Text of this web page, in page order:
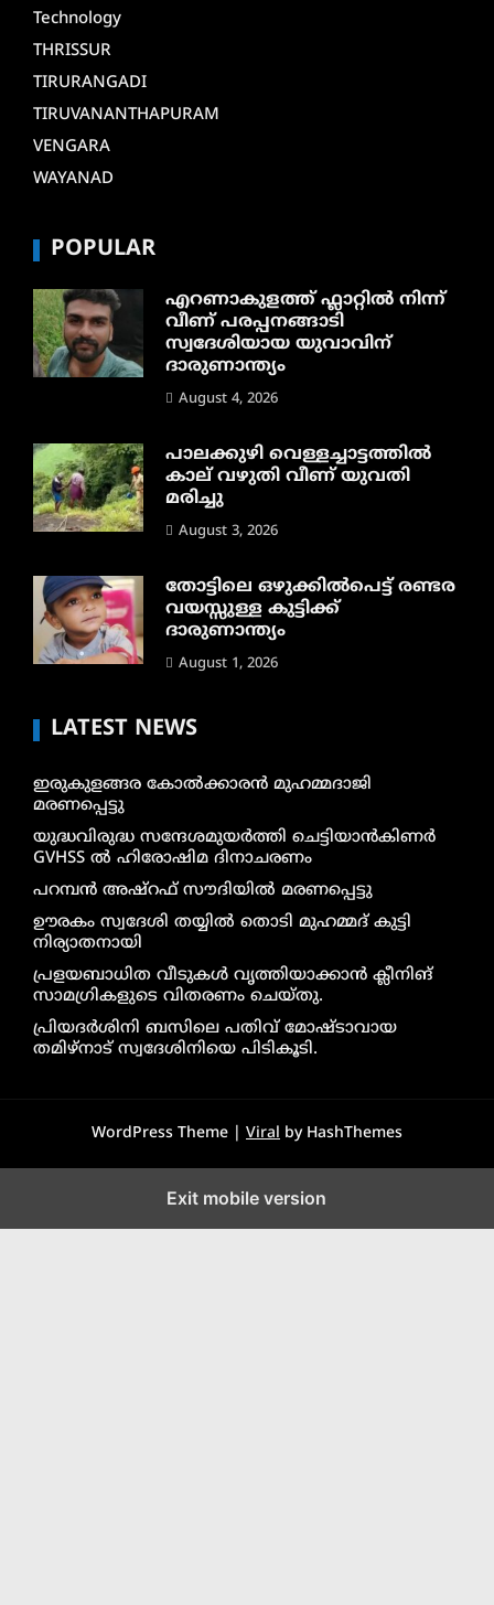
Technology
THRISSUR
TIRURANGADI
TIRUVANANTHAPURAM
VENGARA
WAYANAD
POPULAR
എറണാകുളത്ത് ഫ്ലാറ്റിൽ നിന്ന്
വീണ് പരപ്പനങ്ങാടി
സ്വദേശിയായ യുവാവിന്
ദാരുണാന്ത്യം
August 4, 2026
പാലക്കുഴി വെള്ളച്ചാട്ടത്തില്‍
കാല് വഴുതി വീണ് യുവതി
മരിച്ചു
August 3, 2026
തോട്ടിലെ ഒഴുക്കിൽപെട്ട് രണ്ടര
വയസ്സുള്ള കുട്ടിക്ക്
ദാരുണാന്ത്യം
August 1, 2026
LATEST NEWS
ഇരുകുളങ്ങര കോൽക്കാരൻ മുഹമ്മദാജി
മരണപ്പെട്ടു
യുദ്ധവിരുദ്ധ സന്ദേശമുയർത്തി ചെട്ടിയാൻകിണർ
GVHSS ൽ ഹിരോഷിമ ദിനാചരണം
പറമ്പൻ അഷ്‌റഫ് സൗദിയിൽ മരണപ്പെട്ടു
ഊരകം സ്വദേശി തയ്യിൽ തൊടി മുഹമ്മദ് കുട്ടി
നിര്യാതനായി
പ്രളയബാധിത വീടുകൾ വൃത്തിയാക്കാൻ ക്ലീനിങ്
സാമഗ്രികളുടെ വിതരണം ചെയ്തു.
പ്രിയദർശിനി ബസിലെ പതിവ് മോഷ്ടാവായ
തമിഴ്നാട് സ്വദേശിനിയെ പിടികൂടി.
WordPress Theme | Viral by HashThemes
Exit mobile version